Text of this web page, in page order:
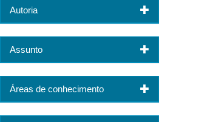
Autoria
Assunto
Áreas de conhecimento